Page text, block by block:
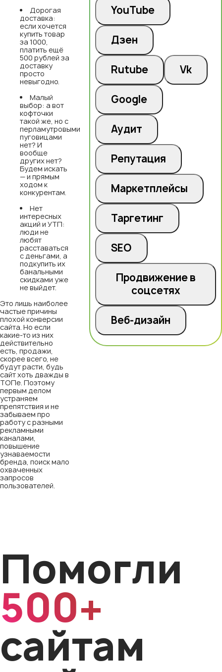
YouTube
Дзен
Rutube Vk
Google
Аудит
Репутация
Маркетплейсы
Таргетинг
SEO
Продвижение в
соцсетях
Веб-дизайн
Дорогая
доставка:
если хочется
купить товар
за 1000,
платить ещё
500 рублей за
доставку
просто
невыгодно.
Малый
выбор: а вот
кофточки
такой же, но с
перламутровыми
пуговицами
нет? И
вообще
других нет?
Будем искать
— и прямым
ходом к
конкурентам.
Нет
интересных
акций и УТП:
люди не
любят
расставаться
с деньгами, а
подкупить их
банальными
скидками уже
не выйдет.
Это лишь наиболее
частые причины
плохой конверсии
сайта. Но если
какие-то из них
действительно
есть, продажи,
скорее всего, не
будут расти, будь
сайт хоть дважды в
ТОПе. Поэтому
первым делом
устраняем
препятствия и не
забываем про
работу с разными
рекламными
каналами,
повышение
узнаваемости
бренда, поиск мало
охваченных
запросов
пользователей.
Помогли
500+
сайтам